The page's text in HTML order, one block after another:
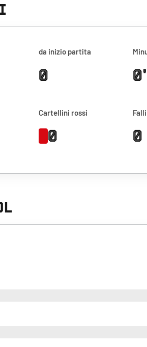
da inizio partita
0 0'
Cartellini rossi
0 0